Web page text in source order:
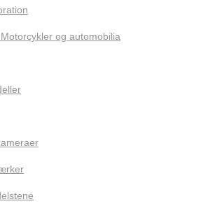
og automobilia